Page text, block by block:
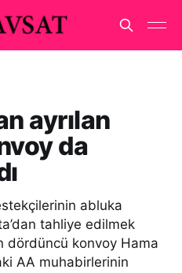
ayrılan
da
abluka
tahliye edilmek
dördüncü konvoy Hama
AA muhabirlerinin